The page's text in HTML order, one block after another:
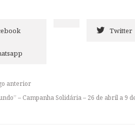
Twitter
anterior
– Campanha Solidária – 26 de abril a 9